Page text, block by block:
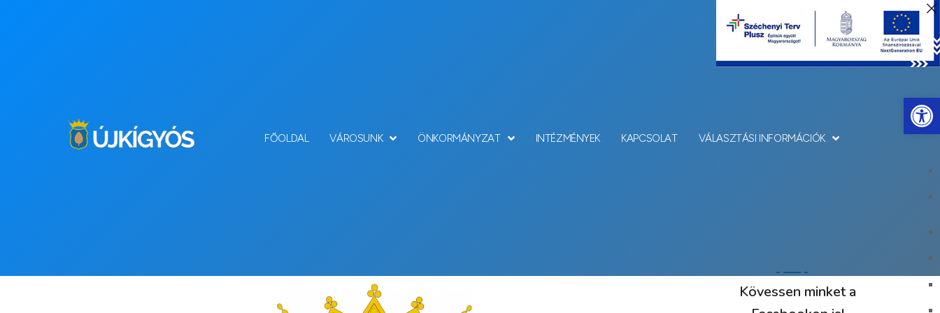
FŐOLDAL VÁROSUNK ÖNKORMÁNYZAT INTÉZMÉNYEK KAPCSOLAT VÁLASZTÁSI INFORMÁCIÓK
Kövessen minket a